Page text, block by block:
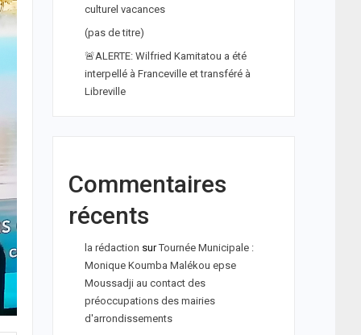
culturel vacances
(pas de titre)
🚨ALERTE: Wilfried Kamitatou a été
interpellé à Franceville et transféré à
Libreville
Commentaires
récents
la rédaction surTournée Municipale :
Monique Koumba Malékou epse
Moussadji au contact des
préoccupations des mairies
d'arrondissements